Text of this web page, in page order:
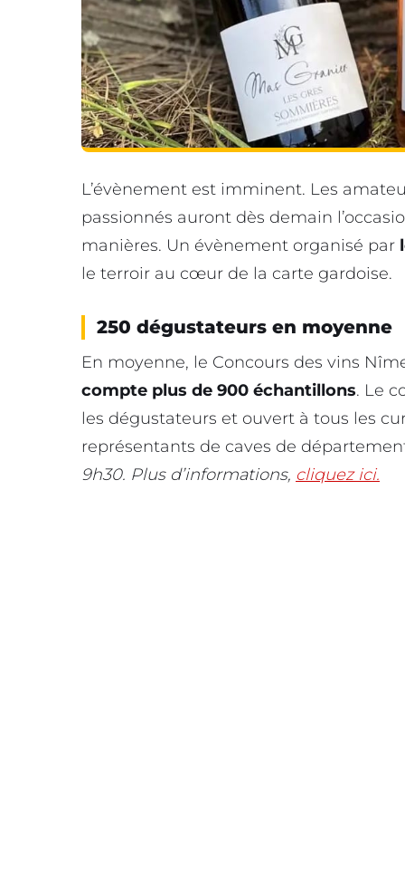
L’évènement est imminent. Les
passionnés auront dès demain
manières. Un évènement organisé par
le terroir au cœur de la carte gardoise.
250 dégustateurs en moyenne
En moyenne, le Concours des vins
compte plus de 900 échantillons. Le
les dégustateurs et ouvert à tous les
représentants de caves de
9h30. Plus d’informations, cliquez ici.